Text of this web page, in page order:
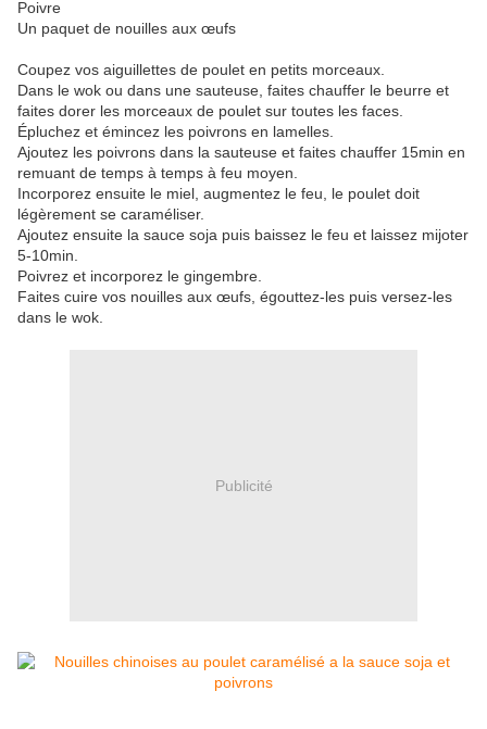
Poivre
Un paquet de nouilles aux œufs
Coupez vos aiguillettes de poulet en petits morceaux.
Dans le wok ou dans une sauteuse, faites chauffer le beurre et
faites dorer les morceaux de poulet sur toutes les faces.
Épluchez et émincez les poivrons en lamelles.
Ajoutez les poivrons dans la sauteuse et faites chauffer 15min en
remuant de temps à temps à feu moyen.
Incorporez ensuite le miel, augmentez le feu, le poulet doit
légèrement se caraméliser.
Ajoutez ensuite la sauce soja puis baissez le feu et laissez mijoter
5-10min.
Poivrez et incorporez le gingembre.
Faites cuire vos nouilles aux œufs, égouttez-les puis versez-les
dans le wok.
Publicité